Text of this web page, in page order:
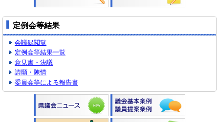
定例会等結果
会議録閲覧
定例会等結果一覧
意見書・決議
請願・陳情
委員会等による報告書